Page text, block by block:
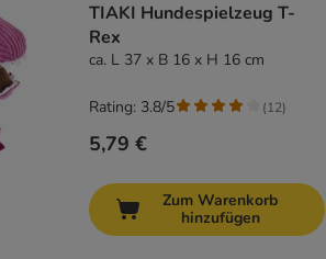
TIAKI Hundespielzeug T-
Rex
ca. L 37 x B 16 x H 16 cm
5,79 €
Rating: 3.8/5 (12)
Zum Warenkorb
hinzufügen